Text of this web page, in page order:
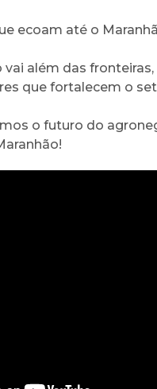
ecoam até o
vai além das
que fortalecem o
o futuro do